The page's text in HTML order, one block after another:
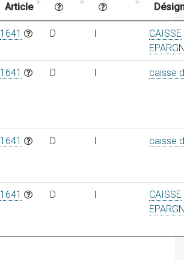
Article
1641 D I
CAISSE
1641 D I caisse
1641 D I caisse
1641 D I
CAISSE